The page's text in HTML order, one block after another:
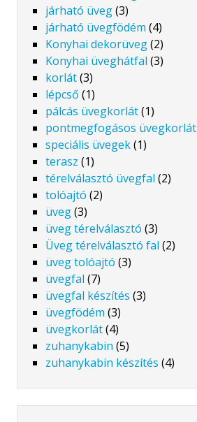
járható üveg(3)
járható üvegfödém (4)
Konyhai dekorüveg(2)
Konyhai üveghátfal (3)
korlát(3)
lépcső (1)
pálcás üvegkorlát(1)
pontmegfogásos üvegkorlát
speciális üvegek(1)
terasz (1)
térelválasztó üvegfal (2)
tolóajtó (2)
üveg(3)
üveg térelválasztó (3)
Üveg térelválasztó fal (2)
üveg tolóajtó (3)
üvegfal (7)
üvegfal készítés (3)
üvegfödém (3)
üvegkorlát(4)
zuhanykabin (5)
zuhanykabin készítés (4)